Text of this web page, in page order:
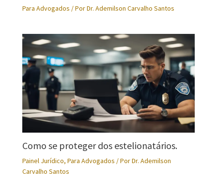
Para Advogados / PorDr. Ademilson Carvalho Santos
Como se proteger dos estelionatários.
Painel Jurídico, Para Advogados / PorDr. Ademilson
Carvalho Santos